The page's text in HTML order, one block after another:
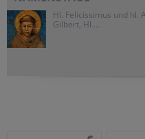
Hl. Felicissimus und hl.
Gilbert, Hl....